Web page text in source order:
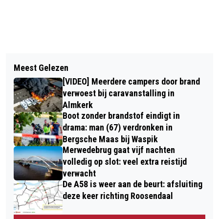
OPNIEUW PROTEST BIJ STATION
TILBURG TEGEN HONGERSNOOD IN
GAZA
BESTELBUS BELANDT OP ZIJKANT NA
AANRIJDING OP KRUISING IN TILBURG
Meest Gelezen
[VIDEO] Meerdere campers door brand
verwoest bij caravanstalling in
Almkerk
Boot zonder brandstof eindigt in
drama: man (67) verdronken in
Bergsche Maas bij Waspik
Merwedebrug gaat vijf nachten
volledig op slot: veel extra reistijd
verwacht
De A58 is weer aan de beurt: afsluiting
deze keer richting Roosendaal